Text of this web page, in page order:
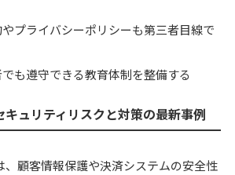
プライバシーポリシーも第三者目線で
も遵守できる教育体制を整備する
キュリティリスクと対策の最新事例
、顧客情報保護や決済システムの安全性